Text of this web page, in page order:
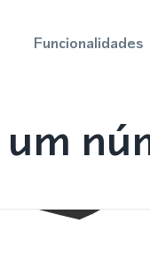
Funcionalidades